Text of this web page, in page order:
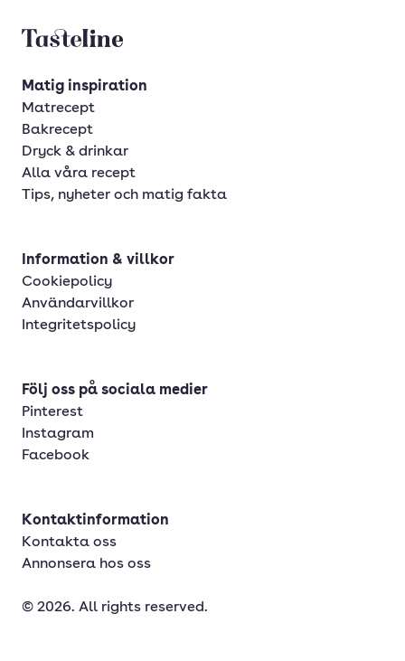
Tasteline startsida
Matig inspiration
Matrecept
Bakrecept
Dryck & drinkar
Alla våra recept
Tips, nyheter och matig fakta
Information & villkor
Cookiepolicy
Användarvillkor
Integritetspolicy
Följ oss på sociala medier
Pinterest
Instagram
Facebook
Kontaktinformation
Kontakta oss
Annonsera hos oss
© 2026. All rights reserved.